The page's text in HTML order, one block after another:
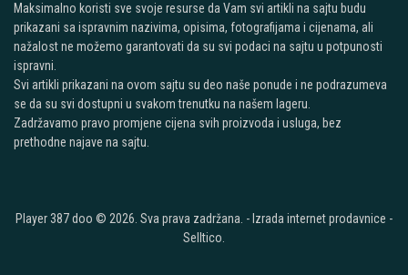
Maksimalno koristi sve svoje resurse da Vam svi artikli na sajtu budu
prikazani sa ispravnim nazivima, opisima, fotografijama i cijenama, ali
nažalost ne možemo garantovati da su svi podaci na sajtu u potpunosti
ispravni.
Svi artikli prikazani na ovom sajtu su deo naše ponude i ne podrazumeva
se da su svi dostupni u svakom trenutku na našem lageru.
Zadržavamo pravo promjene cijena svih proizvoda i usluga, bez
prethodne najave na sajtu.
Player 387 doo © 2026. Sva prava zadržana. - Izrada internet prodavnice -
Selltico.